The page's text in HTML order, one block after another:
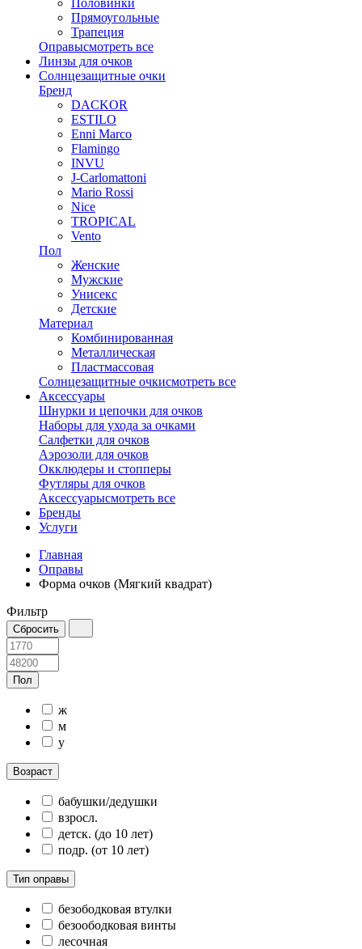
Прямоугольные
Трапеция
Оправысмотреть все
Линзы для очков
Солнцезащитные очки
Бренд
DACKOR
ESTILO
Enni Marco
Flamingo
INVU
J-Carlomattoni
Mario Rossi
Nice
TROPICAL
Vento
Пол
Женские
Мужские
Унисекс
Детские
Материал
Комбинированная
Металлическая
Пластмассовая
Солнцезащитные очкисмотреть все
Аксессуары
Шнурки и цепочки для очков
Наборы для ухода за очками
Салфетки для очков
Аэрозоли для очков
Окклюдеры и стопперы
Футляры для очков
Аксессуарысмотреть все
Бренды
Услуги
Главная
Оправы
Форма очков (Мягкий квадрат)
Фильтр
Пол
ж
м
у
Возраст
бабушки/дедушки
взросл.
детск. (до 10 лет)
подр. (от 10 лет)
Тип оправы
безободковая втулки
безоободковая винты
лесочная